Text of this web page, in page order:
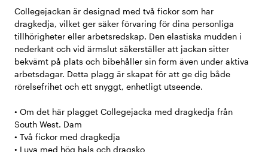
Collegejackan är designad med två fickor som har
dragkedja, vilket ger säker förvaring för dina personliga
tillhörigheter eller arbetsredskap. Den elastiska mudden i
nederkant och vid ärmslut säkerställer att jackan sitter
bekvämt på plats och bibehåller sin form även under aktiva
arbetsdagar. Detta plagg är skapat för att ge dig både
rörelsefrihet och ett snyggt, enhetligt utseende.
• Om det här plagget Collegejacka med dragkedja från
South West. Dam
• Två fickor med dragkedja
• Luva med hög hals och dragsko